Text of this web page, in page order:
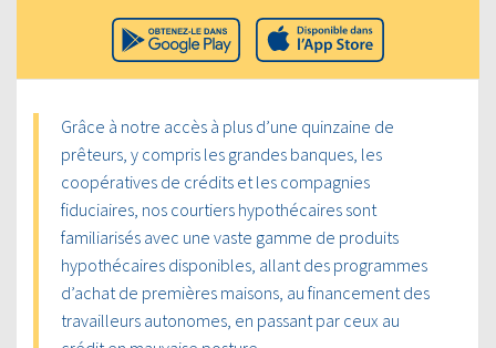
Grâce à notre accès à plus d’une quinzaine de
prêteurs, y compris les grandes banques, les
coopératives de crédits et les compagnies
fiduciaires, nos courtiers hypothécaires sont
familiarisés avec une vaste gamme de produits
hypothécaires disponibles, allant des programmes
d’achat de premières maisons, au financement des
travailleurs autonomes, en passant par ceux au